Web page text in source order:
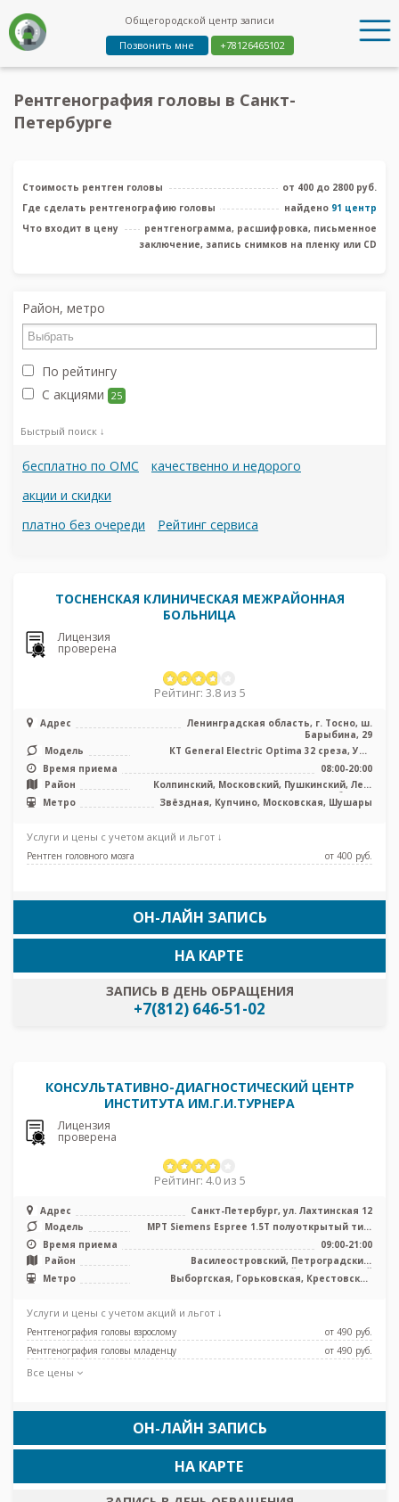
Общегородской центр записи
Позвонить мне
+78126465102
Рентгенография головы в Санкт-
Петербурге
Стоимость рентген головы
от 400 до 2800 руб.
Где сделать рентгенографию головы
найдено 91 центр
Что входит в цену
рентгенограмма, расшифровка, письменное
заключение, запись снимков на пленку или CD
Район, метро
По рейтингу
С акциями 25
Быстрый поиск ↓
бесплатно по ОМС
качественно и недорого
акции и скидки
платно без очереди
Рейтинг сервиса
ТОСНЕНСКАЯ КЛИНИЧЕСКАЯ МЕЖРАЙОННАЯ
БОЛЬНИЦА
Лицензия
проверена
Рейтинг: 3.8 из 5
Адрес
Ленинградская область, г. Тосно, ш.
Барыбина, 29
Модель
КТ General Electric Optima 32 среза, УЗИ
аппарат
Время приема
08:00-20:00
Район
Колпинский, Московский, Пушкинский, Лен.
область
Метро Звёздная, Купчино, Московская, Шушары
Услуги и цены с учетом акций и льгот ↓
Рентген головного мозга от 400 pуб.
ОН-ЛАЙН ЗАПИСЬ
ЗАПИСЬ В ДЕНЬ ОБРАЩЕНИЯ
+7(812) 646-51-02
НА КАРТЕ
КОНСУЛЬТАТИВНО-ДИАГНОСТИЧЕСКИЙ ЦЕНТР
ИНСТИТУТА ИМ.Г.И.ТУРНЕРА
Лицензия
проверена
Рейтинг: 4.0 из 5
Адрес
Санкт-Петербург, ул. Лахтинская 12
Модель
МРТ Siemens Espree 1.5Т полуоткрытый тип,
КТ Siemens Siemens Definitio ...
Время приема
09:00-21:00
Район
Василеостровский, Петроградский,
Приморский, Центральный
Метро
Выборгская, Горьковская, Крестовский
Услуги и цены с учетом акций и льгот ↓
Рентгенография головы взрослому
от 490 pуб.
Рентгенография головы младенцу
от 490 pуб.
Все цены
ОН-ЛАЙН ЗАПИСЬ
НА КАРТЕ